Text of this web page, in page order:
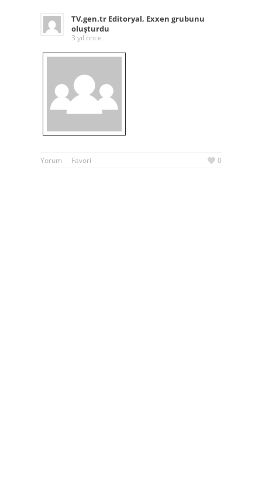
TV.gen.tr Editoryal, Exxen grubunu
oluşturdu
3 yıl önce
Yorum Favori 0